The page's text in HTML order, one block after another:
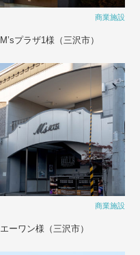
商業施設
M’sプラザ1様（三沢市）
商業施設
エーワン様（三沢市）